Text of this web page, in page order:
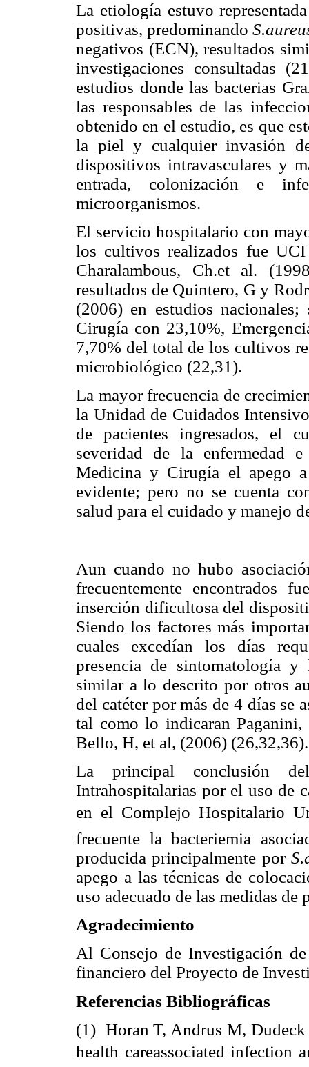
La etiología estuvo
positivas, predominando
negativos (ECN), resultados
investigaciones consultadas
estudios donde las bacterias
las responsables de las
obtenido en el estudio, es que
la piel y cualquier invasión
dispositivos intravasculares y
entrada, colonización e
microorganismos.
El servicio hospitalario con
los cultivos realizados fue
Charalambous, Ch.et al.
resultados de Quintero, G y
(2006) en estudios
Cirugía con 23,10%,
7,70% del total de los cultivos
microbiológico (22,31).
La mayor frecuencia de
la Unidad de Cuidados
de pacientes ingresados, el
severidad de la enfermedad
Medicina y Cirugía el apego
evidente; pero no se cuenta
salud para el cuidado y manejo
Aun cuando no hubo
frecuentemente encontrados
inserción dificultosa del
Siendo los factores más
cuales excedían los días
presencia de sintomatología
similar a lo descrito por otros
del catéter por más de 4 días
tal como lo indicaran
Bello, H, et al, (2006) (26,32,36).
La principal conclusión
Intrahospitalarias por el uso de
en el Complejo Hospitalario
frecuente la bacteriemia
producida principalmente por
apego a las técnicas de
uso adecuado de las medidas
Agradecimiento
Al Consejo de Investigación
financiero del Proyecto de
Referencias Bibliográficas
(1) Horan T, Andrus M,
health careassociated